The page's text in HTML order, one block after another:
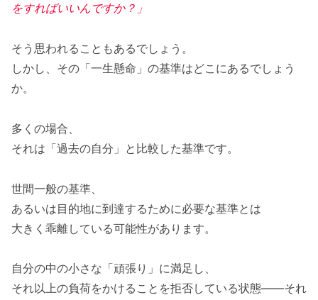
をすればいいんですか？」
そう思われることもあるでしょう。
しかし、その「一生懸命」の基準はどこにあるでしょう
か。
多くの場合、
それは「過去の自分」と比較した基準です。
世間一般の基準、
あるいは目的地に到達するために必要な基準とは
大きく乖離している可能性があります。
自分の中の小さな「頑張り」に満足し、
それ以上の負荷をかけることを拒否している状態——それ